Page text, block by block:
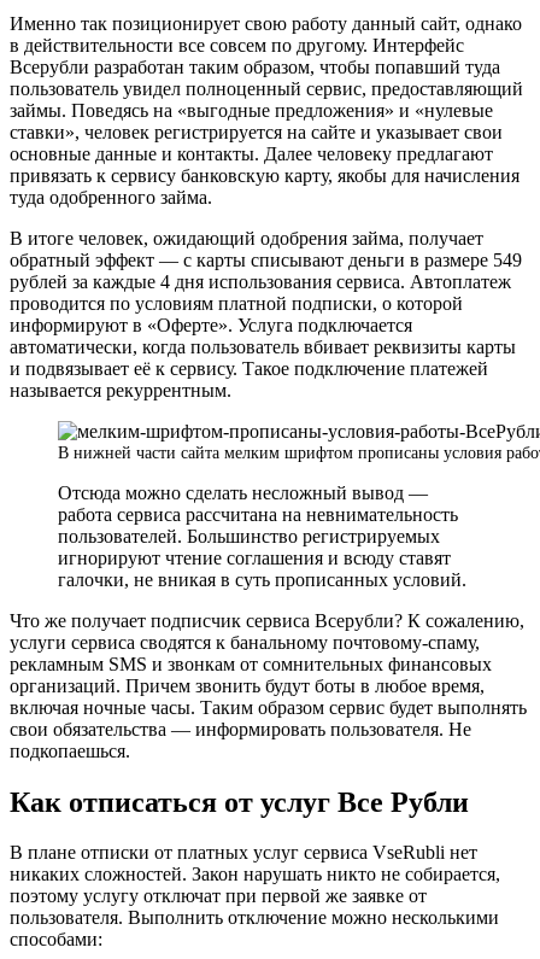
Именно так позиционирует свою работу данный сайт, однако
в действительности все совсем по другому. Интерфейс
Всерубли разработан таким образом, чтобы попавший туда
пользователь увидел полноценный сервис, предоставляющий
займы. Поведясь на «выгодные предложения» и «нулевые
ставки», человек регистрируется на сайте и указывает свои
основные данные и контакты. Далее человеку предлагают
привязать к сервису банковскую карту, якобы для начисления
туда одобренного займа.
В итоге человек, ожидающий одобрения займа, получает
обратный эффект — с карты списывают деньги в размере 549
рублей за каждые 4 дня использования сервиса. Автоплатеж
проводится по условиям платной подписки, о которой
информируют в «Оферте». Услуга подключается
автоматически, когда пользователь вбивает реквизиты карты
и подвязывает её к сервису. Такое подключение платежей
называется рекуррентным.
В нижней части сайта мелким шрифтом прописаны условия
Отсюда можно сделать несложный вывод —
работа сервиса рассчитана на невнимательность
пользователей. Большинство регистрируемых
игнорируют чтение соглашения и всюду ставят
галочки, не вникая в суть прописанных условий.
Что же получает подписчик сервиса Всерубли? К сожалению,
услуги сервиса сводятся к банальному почтовому-спаму,
рекламным SMS и звонкам от сомнительных финансовых
организаций. Причем звонить будут боты в любое время,
включая ночные часы. Таким образом сервис будет выполнять
свои обязательства — информировать пользователя. Не
подкопаешься.
Как отписаться от услуг Все Рубли
В плане отписки от платных услуг сервиса VseRubli нет
никаких сложностей. Закон нарушать никто не собирается,
поэтому услугу отключат при первой же заявке от
пользователя. Выполнить отключение можно несколькими
способами: